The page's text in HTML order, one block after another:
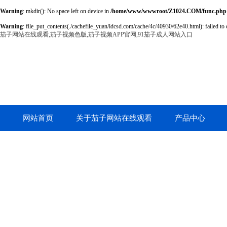
Warning: mkdir(): No space left on device in /home/www/wwwroot/Z1024.COM/func.php
Warning: file_put_contents(./cachefile_yuan/ldcsd.com/cache/4c/40930/62e40.html): failed
茄子网站在线观看,茄子视频色版,茄子视频APP官网,91茄子成人网站入口
网站首页 关于茄子网站在线观看 产品中心